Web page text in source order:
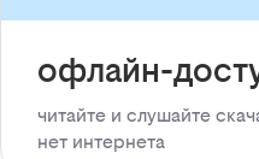
офлайн-
читайте и слушайте
нет интернета